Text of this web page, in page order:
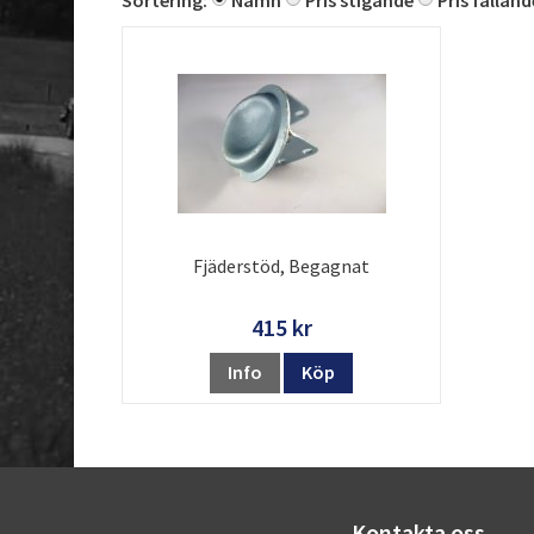
Fjäderstöd, Begagnat
415 kr
Info Köp